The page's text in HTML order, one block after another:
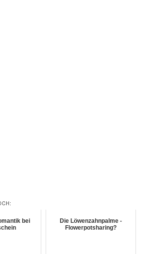
bei
Die Löwenzahnpalme -
Flowerpotsharing?